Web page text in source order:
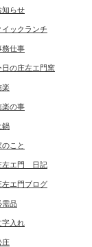
知らせ
イックランチ
務仕事
日の庄左エ門窯
楽
楽の事
鍋
のこと
左エ門 日記
左エ門ブログ
需品
字入れ
庄